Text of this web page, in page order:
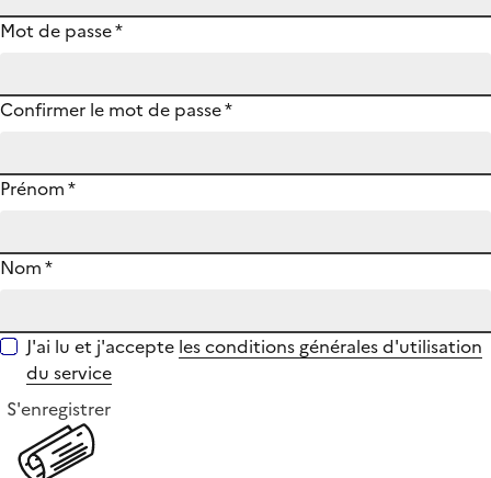
Mot de passe*
Confirmer le mot de passe*
Prénom*
Nom*
J'ai lu et j'accepte les conditions générales d'utilisation
du service
S'enregistrer